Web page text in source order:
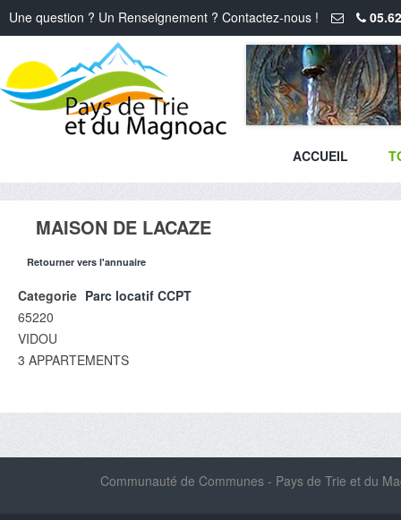
Une question ? Un Renseignement ? Contactez-nous !
ACCUEIL
MAISON DE LACAZE
Retourner vers l'annuaire
Categorie Parc locatif CCPT
65220
VIDOU
3 APPARTEMENTS
Communauté de Communes - Pays de Trie et du